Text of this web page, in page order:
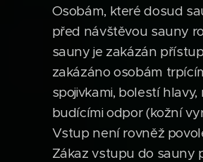
Osobám, které dosud
před návštěvou sauny
sauny je zakázán
zakázáno osobám
spojivkami, bolestí
budícími odpor (kožní
Vstup není rovněž
Zákaz vstupu do sauny